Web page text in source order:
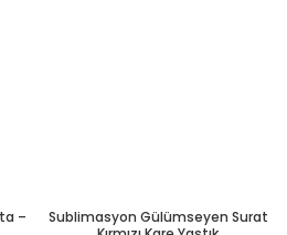
–
Sublimasyon Gülümseyen Surat